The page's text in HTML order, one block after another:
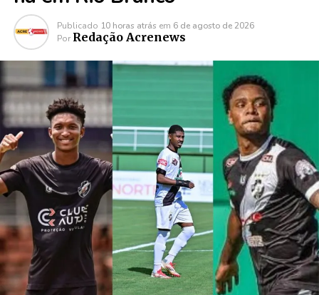
Publicado 10 horas atrás em 6 de agosto de 2026
Por Redação Acrenews